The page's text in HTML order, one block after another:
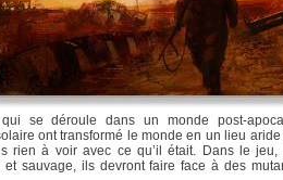
se déroule dans un monde post-
ont transformé le monde en un lieu
rien à voir avec ce qu’il était. Dans le
sauvage, ils devront faire face à des